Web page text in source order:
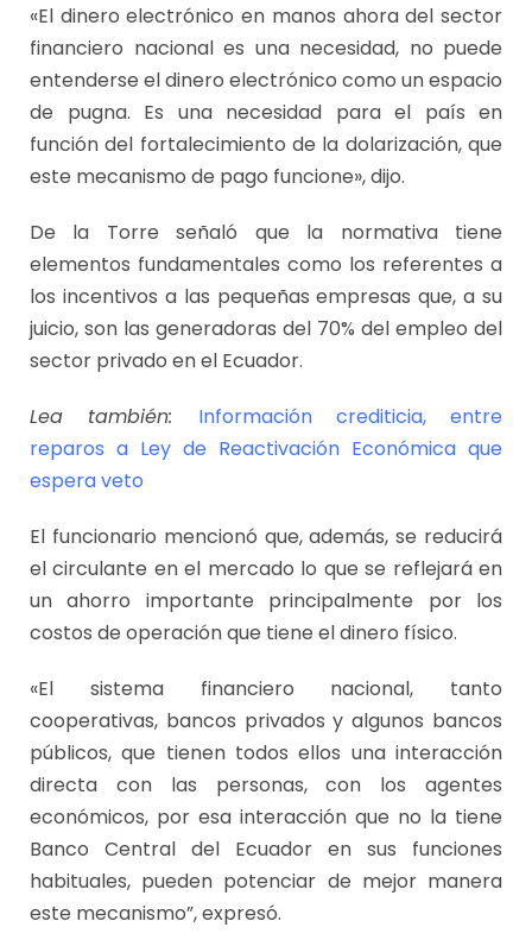
«El dinero electrónico en manos ahora del sector
financiero nacional es una necesidad, no puede
entenderse el dinero electrónico como un espacio
de pugna. Es una necesidad para el país en
función del fortalecimiento de la dolarización, que
este mecanismo de pago funcione», dijo.
De la Torre señaló que la normativa tiene
elementos fundamentales como los referentes a
los incentivos a las pequeñas empresas que, a su
juicio, son las generadoras del 70% del empleo del
sector privado en el Ecuador.
Lea también: Información crediticia, entre
reparos a Ley de Reactivación Económica que
espera veto
El funcionario mencionó que, además, se reducirá
el circulante en el mercado lo que se reflejará en
un ahorro importante principalmente por los
costos de operación que tiene el dinero físico.
«El sistema financiero nacional, tanto
cooperativas, bancos privados y algunos bancos
públicos, que tienen todos ellos una interacción
directa con las personas, con los agentes
económicos, por esa interacción que no la tiene
Banco Central del Ecuador en sus funciones
habituales, pueden potenciar de mejor manera
este mecanismo”, expresó.